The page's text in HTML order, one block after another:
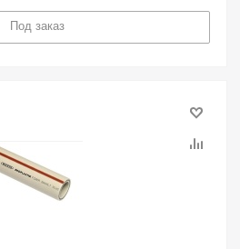
Под заказ